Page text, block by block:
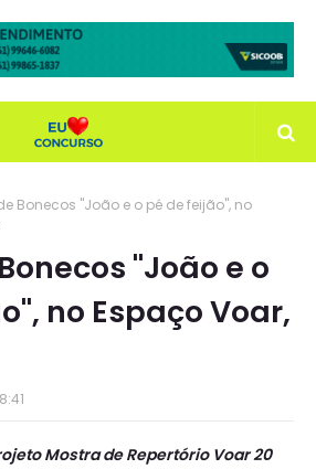
Bonecos "João e o pé de feijão", no
"João e o
no Espaço Voar,
Mostra de Repertório Voar 20